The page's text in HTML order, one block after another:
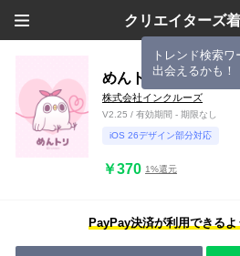
クリエイターズ
トレンド検索
出会えるかも！
めんトリ×ニコイチ(
株式会社インクルーズ
V2.25 / 有効期間 - 期限なし
iOS 26デザイン部分対応
￥370 1%還元
PayPay決済が利用できる